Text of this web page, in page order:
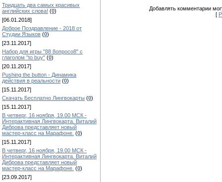
Тридцать два самых красивых
английских слова! (0)
[06.01.2018]
Доброе Поздравление - 2018 от
Студии Языков (0)
[23.11.2017]
Набор для игры "88 8опросо8" с
глаголом "to buy" (0)
[20.11.2017]
Pushing the button - Динамика
действия в реальности (0)
[15.11.2017]
Скачать Бесплатно Лингвокарты (0)
[15.11.2017]
В четверг, 16 ноября, 19.00 МСК -
Интерактивная Лингвокарта. Виталий
Диброва представляет новый
мастер-класс на Марафоне. (0)
[15.11.2017]
В четверг, 16 ноября, 19.00 МСК -
Интерактивная Лингвокарта. Виталий
Диброва представляет новый
мастер-класс на Марафоне. (0)
[23.09.2017]
Добавлять комментарии
[